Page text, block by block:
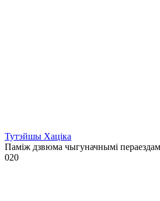
Тутэйшы Хаціка
Паміж дзвюма чыгуначнымі
020